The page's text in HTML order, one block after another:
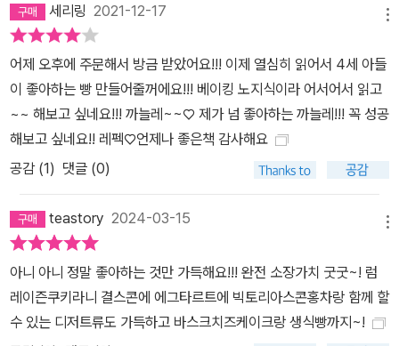
세리링 2021-12-17
어제 오후에 주문해서 방금 받았어요!!! 이제 열심히 읽어서 4세 아들
이 좋아하는 빵 만들어줄꺼에요!!! 베이킹 노지식이라 어서어서 읽고
~~ 해보고 싶네요!!! 까늘레~~♡ 제가 넘 좋아하는 까늘레!!! 꼭 성공
해보고 싶네요!! 레펙♡언제나 좋은책 감사해요
공감 (1) 댓글 (0)
teastory 2024-03-15
아니 아니 정말 좋아하는 것만 가득해요!!! 완전 소장가치 굿굿~! 럼
레이즌쿠키라니 결스콘에 에그타르트에 빅토리아스콘홍차랑 함께 할
수 있는 디저트류도 가득하고 바스크치즈케이크랑 생식빵까지~!